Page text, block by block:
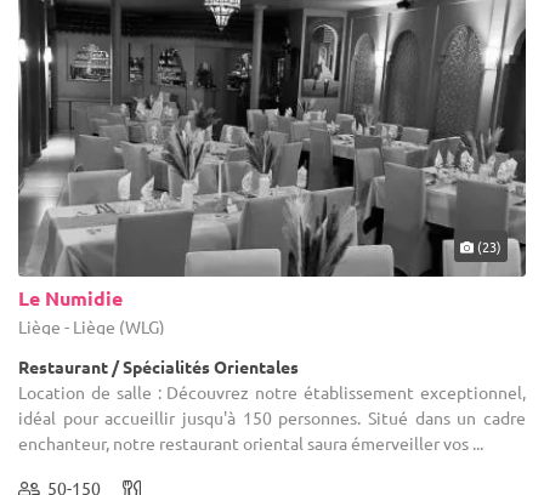
(23)
Le Numidie
Liège - Liège (WLG)
Restaurant / Spécialités Orientales
Location de salle : Découvrez notre établissement exceptionnel,
idéal pour accueillir jusqu'à 150 personnes. Situé dans un cadre
enchanteur, notre restaurant oriental saura émerveiller vos ...
50-150